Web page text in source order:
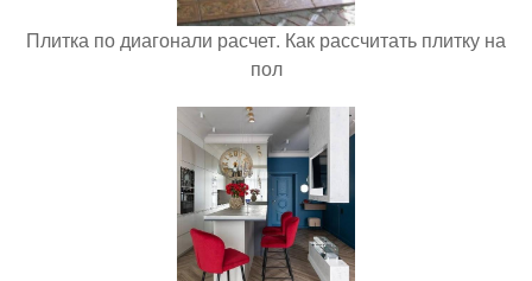
Плитка по диагонали расчет. Как рассчитать плитку на
пол